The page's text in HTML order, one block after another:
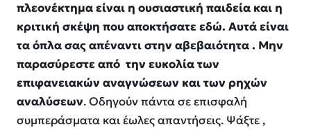
πλεονέκτημα είναι η ουσιαστική παιδεία και η
κριτική σκέψη που αποκτήσατε εδώ. Αυτά είναι
τα όπλα σας απέναντι στην αβεβαιότητα . Μην
παρασύρεστε από την ευκολία των
επιφανειακών αναγνώσεων και των ρηχών
αναλύσεων. Οδηγούν πάντα σεεπισφαλή
συμπεράσματα καιέωλες απαντήσεις. Ψάξτε ,